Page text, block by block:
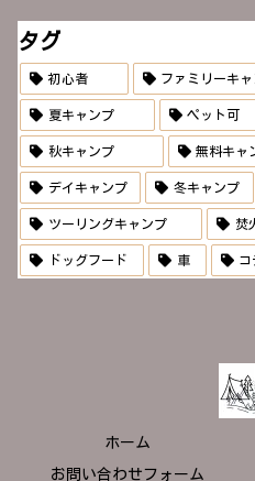
タグ
初心者 ファミリーキ
夏キャンプ ペット可
秋キャンプ 無料キャ
デイキャンプ 冬キャンプ
ツーリングキャンプ 焚
ドッグフード 車 コ
ホーム
お問い合わせフォーム